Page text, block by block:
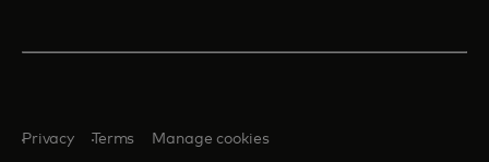
Privacy Terms Manage cookies